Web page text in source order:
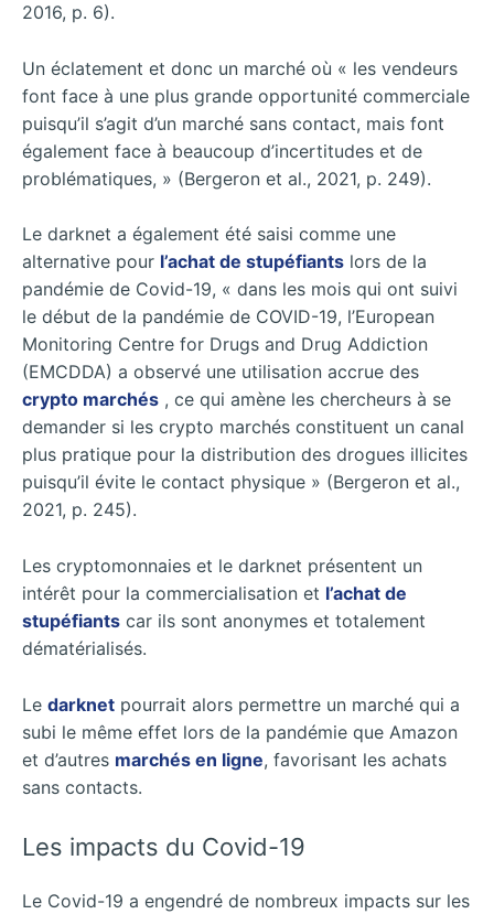
2016, p. 6).
Un éclatement et donc un marché où « les vendeurs
font face à une plus grande opportunité commerciale
puisqu’il s’agit d’un marché sans contact, mais font
également face à beaucoup d’incertitudes et de
problématiques, » (Bergeron et al., 2021, p. 249).
Le darknet a également été saisi comme une
alternative pour l’achat de stupéfiants lors de la
pandémie de Covid-19, « dans les mois qui ont suivi
le début de la pandémie de COVID-19, l’European
Monitoring Centre for Drugs and Drug Addiction
(EMCDDA) a observé une utilisation accrue des
crypto marchés , ce qui amène les chercheurs à se
demander si les crypto marchés constituent un canal
plus pratique pour la distribution des drogues illicites
puisqu’il évite le contact physique » (Bergeron et al.,
2021, p. 245).
Les cryptomonnaies et le darknet présentent un
intérêt pour la commercialisation et l’achat de
stupéfiants car ils sont anonymes et totalement
dématérialisés.
Le darknet pourrait alors permettre un marché qui a
subi le même effet lors de la pandémie que Amazon
et d’autres marchés en ligne, favorisant les achats
sans contacts.
Les impacts du Covid-19
Le Covid-19 a engendré de nombreux impacts sur les